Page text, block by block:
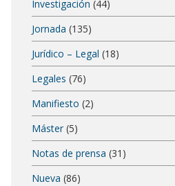
Investigación (44)
Jornada (135)
Jurídico – Legal (18)
Legales (76)
Manifiesto (2)
Máster (5)
Notas de prensa (31)
Nueva (86)